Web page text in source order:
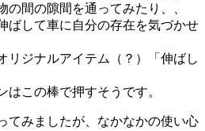
間の隙間を通ってみたり、、
ばして車に自分の存在を気づかせ
リジナルアイテム（？）「伸ばし
はこの棒で押すそうです。
てみましたが、なかなかの使い心